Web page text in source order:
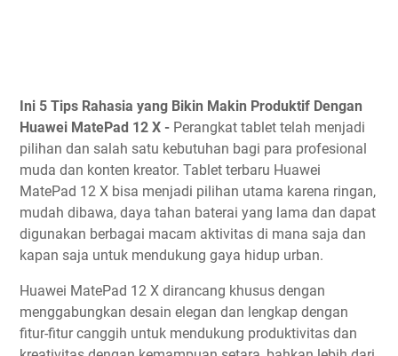
Ini 5 Tips Rahasia yang Bikin Makin Produktif Dengan
Huawei MatePad 12 X - Perangkat tablet telah menjadi
pilihan dan salah satu kebutuhan bagi para profesional
muda dan konten kreator. Tablet terbaru Huawei
MatePad 12 X bisa menjadi pilihan utama karena ringan,
mudah dibawa, daya tahan baterai yang lama dan dapat
digunakan berbagai macam aktivitas di mana saja dan
kapan saja untuk mendukung gaya hidup urban.
Huawei MatePad 12 X dirancang khusus dengan
menggabungkan desain elegan dan lengkap dengan
fitur-fitur canggih untuk mendukung produktivitas dan